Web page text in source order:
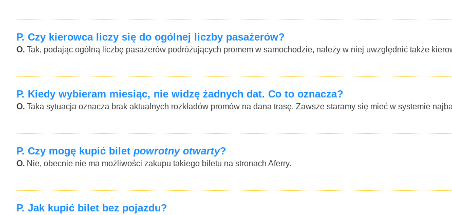
P. Czy kierowca liczy się do ogólnej liczby pasażerów?
O. Tak, podając ogólną liczbę pasażerów podróżujących promem w samochodzie, należy w niej uwzględnić także
P. Kiedy wybieram miesiąc, nie widzę żadnych dat. Co to oznacza?
O. Taka sytuacja oznacza brak aktualnych rozkładów promów na dana trasę. Zawsze staramy się mieć w systemie
P. Czy mogę kupić bilet powrotny otwarty?
O. Nie, obecnie nie ma możliwości zakupu takiego biletu na stronach Aferry.
P. Jak kupić bilet bez pojazdu?